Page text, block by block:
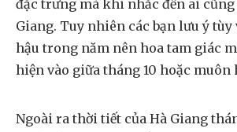
đặc trưng mà khi nhắc đến ai
Giang. Tuy nhiên các bạn lưu ý
hậu trong năm nên hoa tam giác
hiện vào giữa tháng 10 hoặc muôn
Ngoài ra thời tiết của Hà Giang